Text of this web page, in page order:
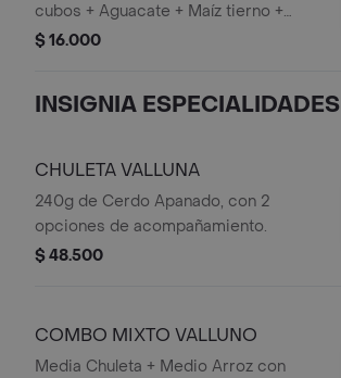
cubos + Aguacate + Maíz tierno +
Chips de plátano + Vinagreta de la
$ 16.000
INSIGNIA ESPECIALIDADES
CHULETA VALLUNA
240g de Cerdo Apanado, con 2
opciones de acompañamiento.
$ 48.500
COMBO MIXTO VALLUNO
Media Chuleta + Medio Arroz con